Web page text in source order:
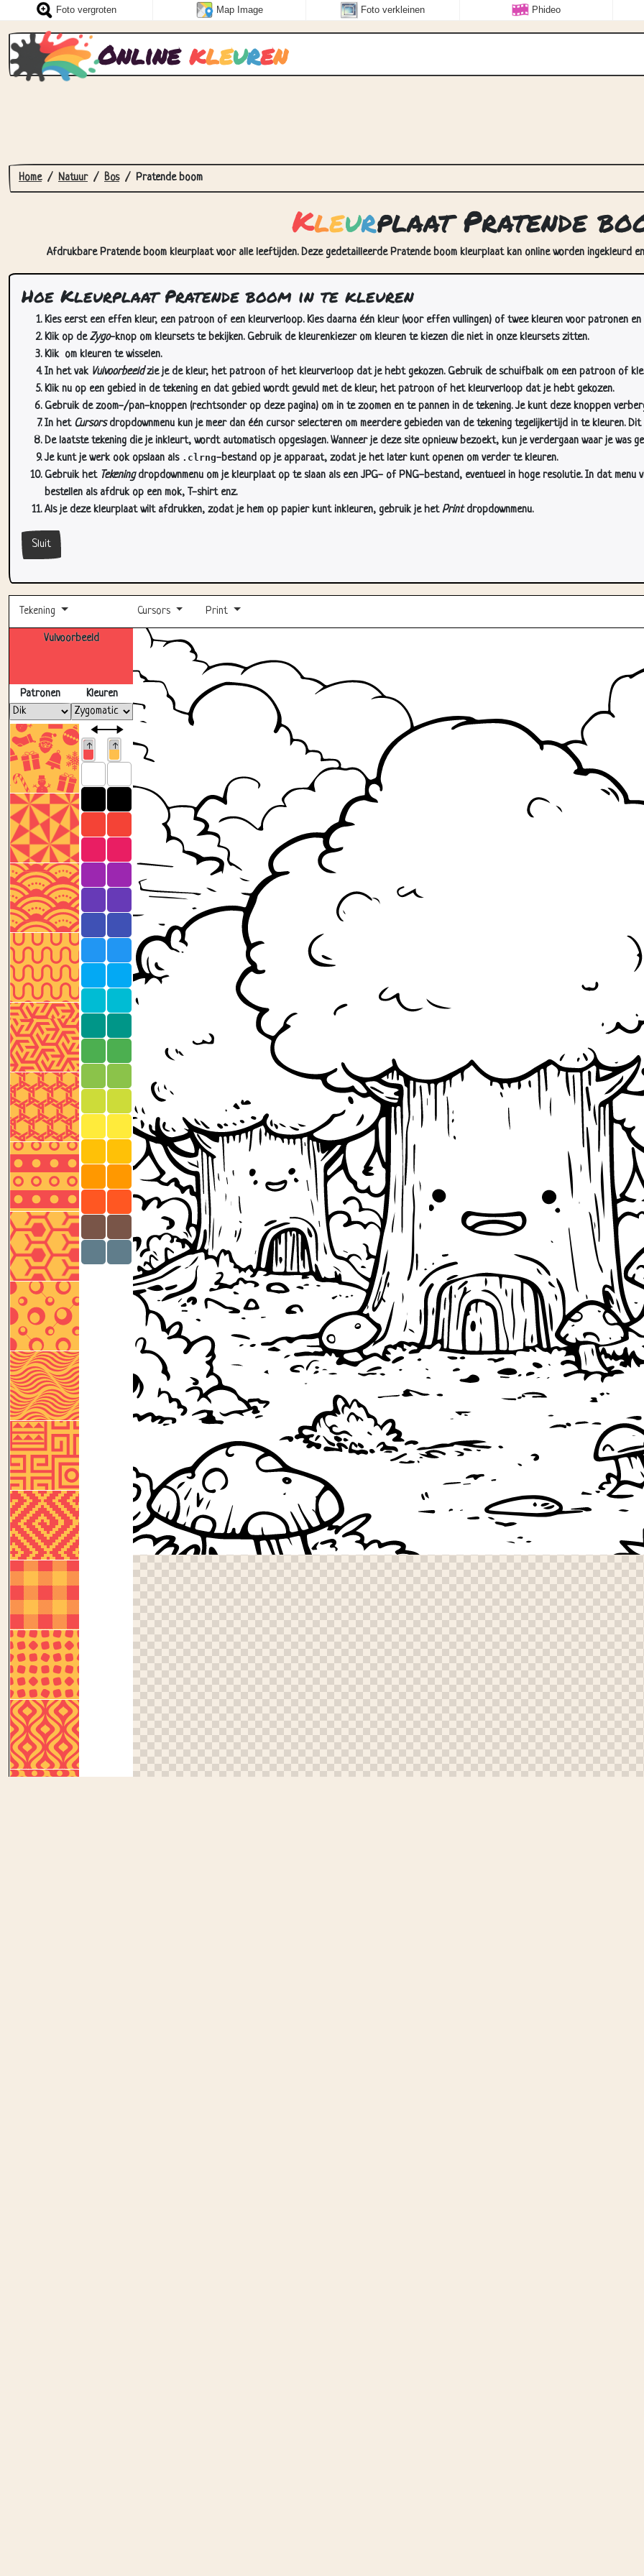
Foto vergroten Map Image Foto verkleinen Phideo
Online kleuren
Home Natuur Bos Pratende boom
Kleurplaat Pratende
Afdrukbare Pratende boom kleurplaat voor alle leeftijden. Deze gedetailleerde Pratende boom kleurplaat kan online worden ingekleurd
Hoe Kleurplaat Pratende boom in te kleuren
Kies eerst een effen kleur, een patroon of een kleurverloop. Kies daarna één kleur (voor effen vullingen) of twee kleuren voor patronen en
Klik op deZygo-knop om kleursets te bekijken. Gebruik de kleurenkiezer om kleuren te kiezen die niet in onze kleursets zitten.
Klik om kleuren te wisselen.
In het vak Vulvoorbeeldzie je de kleur, het patroon of het kleurverloop dat je hebt gekozen. Gebruik de schuifbalk om een patroon of
Klik nu op een gebied in de tekening en dat gebied wordt gevuld met de kleur, het patroon of het kleurverloop dat je hebt gekozen.
Gebruik de zoom-/pan-knoppen (rechtsonder op deze pagina) om in te zoomen en te pannen in de tekening. Je kunt deze knoppen
In het Cursorsdropdownmenu kun je meer dan één cursor selecteren om meerdere gebieden van de tekening tegelijkertijd in te kleuren. Dit
De laatste tekening die je inkleurt, wordt automatisch opgeslagen. Wanneer je deze site opnieuw bezoekt, kun je verdergaan waar je was
Je kunt je werk ook opslaan als .clrng-bestand op je apparaat, zodat je het later kunt openen om verder te kleuren.
Gebruik het Tekeningdropdownmenu om je kleurplaat op te slaan als een JPG- of PNG-bestand, eventueel in hoge resolutie. In dat
bestellen als afdruk op een mok, T-shirt enz.
Als je deze kleurplaat wilt afdrukken, zodat je hem op papier kunt inkleuren, gebruik je hetPrintdropdownmenu.
Sluit
Tekening Cursors Print
Vulvoorbeeld
Patronen Kleuren